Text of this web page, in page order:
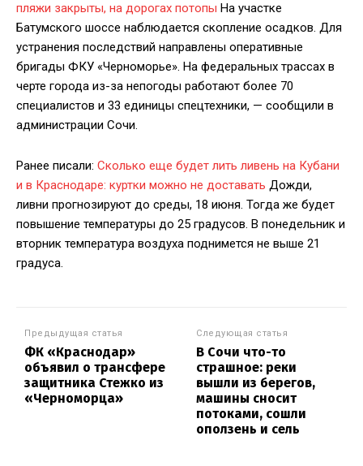
пляжи закрыты, на дорогах потопы На участке
Батумского шоссе наблюдается скопление осадков. Для
устранения последствий направлены оперативные
бригады ФКУ «Черноморье». На федеральных трассах в
черте города из-за непогоды работают более 70
специалистов и 33 единицы спецтехники, — сообщили в
администрации Сочи.
Ранее писали: Сколько еще будет лить ливень на Кубани
и в Краснодаре: куртки можно не доставать Дожди,
ливни прогнозируют до среды, 18 июня. Тогда же будет
повышение температуры до 25 градусов. В понедельник и
вторник температура воздуха поднимется не выше 21
градуса.
Предыдущая статья
ФК «Краснодар»
объявил о трансфере
защитника Стежко из
«Черноморца»
Следующая статья
В Сочи что-то
страшное: реки
вышли из берегов,
машины сносит
потоками, сошли
оползень и сель